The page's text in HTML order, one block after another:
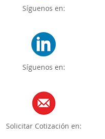
Síguenos en:
Síguenos en:
Solicitar Cotización en: